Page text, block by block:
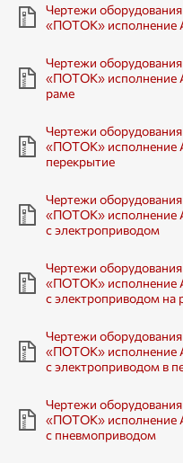
Чертежи
«ПОТОК» исполнение
Чертежи
«ПОТОК» исполнение
раме
Чертежи
«ПОТОК» исполнение
перекрытие
Чертежи
«ПОТОК» исполнение
с электроприводом
Чертежи
«ПОТОК» исполнение
с электроприводом на
Чертежи
«ПОТОК» исполнение
с электроприводом в
Чертежи
«ПОТОК» исполнение
с пневмоприводом